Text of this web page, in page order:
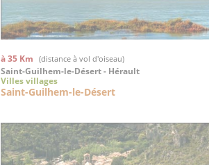
à 35 Km (distance à vol d'oiseau)
Saint-Guilhem-le-Désert - Hérault
Villes villages
Saint-Guilhem-le-Désert